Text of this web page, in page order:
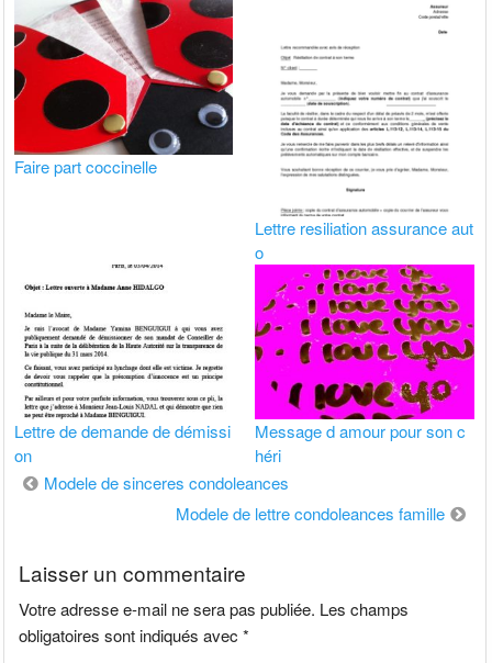
Faire part coccinelle
Lettre resiliation assurance aut
o
Lettre de demande de démissi
on
Message d amour pour son c
héri
Navigation
Modele de sinceres condoleances
Modele de lettre condoleances famille
Laisser un commentaire
Votre adresse e-mail ne sera pas publiée. Les champs
obligatoires sont indiqués avec*